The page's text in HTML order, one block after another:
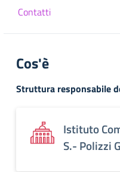
Contatti
Cos'è
Struttura responsabile
Istituto
S.- Polizzi